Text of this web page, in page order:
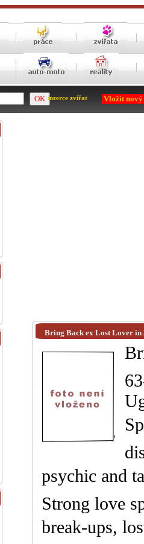
inzerce zvířat Vložit
Bring Back ex Lost Lover in
'
psychic and
Strong love
break-ups,